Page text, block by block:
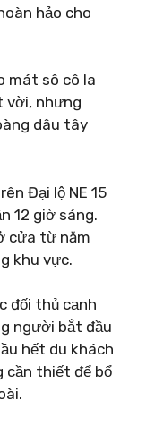
hảo cho
mát sô cô la
vời, nhưng
dâu tây
Đại lộ NE 15
12 giờ sáng.
cửa từ năm
khu vực.
đối thủ cạnh
người bắt đầu
hết du khách
cần thiết để bổ